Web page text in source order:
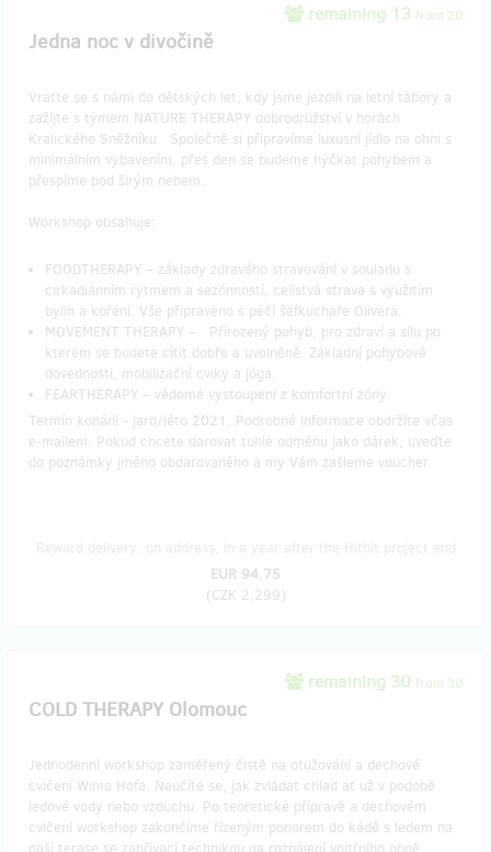
remaining 13 from 20
Jedna noc v divočině
Vraťte se s námi do dětských let, kdy jsme jezdili na letní tábory a
zažíjte s týmem NATURE THERAPY dobrodružství v horách
Kralického Sněžníku. Společně si připravíme luxusní jídlo na ohni s
minimálním vybavením, přes den se budeme hýčkat pohybem a
přespíme pod širým nebem.
Workshop obsahuje:
FOODTHERAPY – základy zdravého stravování v souladu s
cirkadiánním rytmem a sezónností, celistvá strava s využitím
bylin a koření. Vše připraveno s péčí šéfkuchaře Olivera.
MOVEMENT THERAPY – Přirozený pohyb, pro zdraví a sílu po
kterém se budete cítit dobře a uvolněně. Základní pohybové
dovednosti, mobilizační cviky a jóga.
FEARTHERAPY – vědomé vystoupení z komfortní zóny.
Termín konání - jaro/léto 2021. Podrobné informace obdržíte včas
e-mailem. Pokud chcete darovat tuhle odměnu jako dárek, uveďte
do poznámky jméno obdarovaného a my Vám zašleme voucher.
EUR 94.75
(CZK 2,299)
remaining 30 from 30
COLD THERAPY Olomouc
Jednodenní workshop zaměřený čistě na otužování a dechové
cvičení Wima Hofa. Naučíte se, jak zvládat chlad ať už v podobě
ledové vody nebo vzduchu. Po teoretické přípravě a dechovém
cvičení workshop zakončíme řízeným ponorem do kádě s ledem na
naší terase se zahřívací technikou na rozpálení vnitřního ohně.